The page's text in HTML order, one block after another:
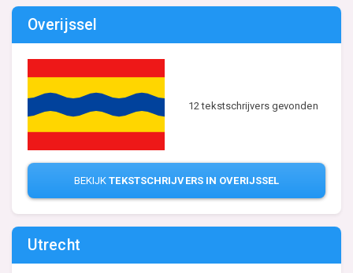
Overijssel
12 tekstschrijvers gevonden
BEKIJKTEKSTSCHRIJVERS IN OVERIJSSEL
Utrecht